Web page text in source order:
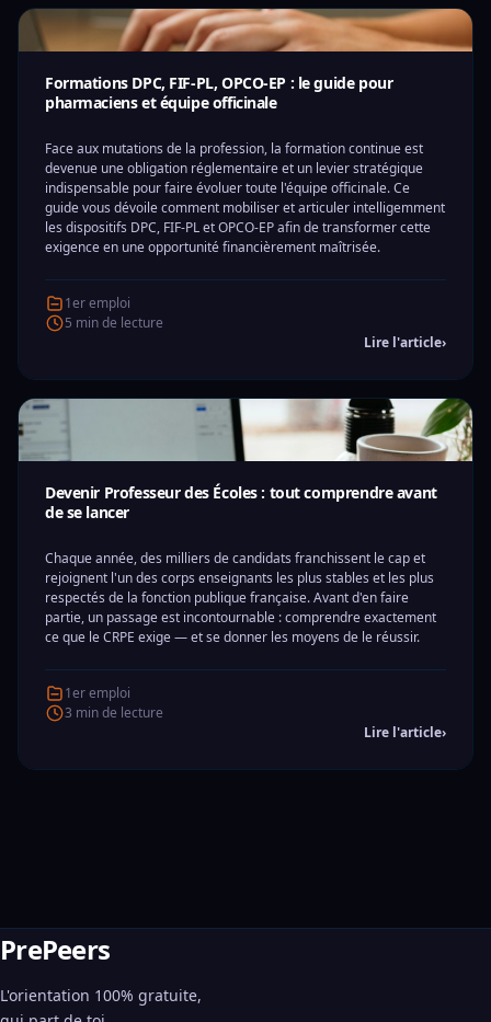
Formations DPC, FIF-PL, OPCO-EP : le guide pour
pharmaciens et équipe officinale
Face aux mutations de la profession, la formation continue est
devenue une obligation réglementaire et un levier stratégique
indispensable pour faire évoluer toute l'équipe officinale. Ce
guide vous dévoile comment mobiliser et articuler intelligemment
les dispositifs DPC, FIF-PL et OPCO-EP afin de transformer cette
exigence en une opportunité financièrement maîtrisée.
1er emploi
5 min de lecture
Lire l'article›
Devenir Professeur des Écoles : tout comprendre avant
de se lancer
Chaque année, des milliers de candidats franchissent le cap et
rejoignent l'un des corps enseignants les plus stables et les plus
respectés de la fonction publique française. Avant d'en faire
partie, un passage est incontournable : comprendre exactement
ce que le CRPE exige — et se donner les moyens de le réussir.
1er emploi
3 min de lecture
Lire l'article›
PrePeers
L'orientation 100% gratuite,